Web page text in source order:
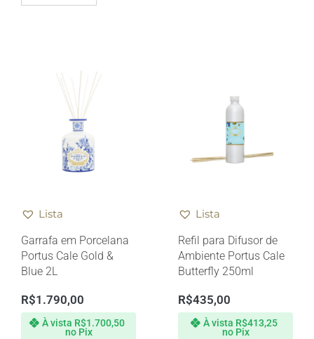
Lista
Garrafa em Porcelana
Portus Cale Gold &
Blue 2L
R$1.790,00
À vista R$1.700,50
no Pix
Lista
Refil para Difusor de
Ambiente Portus Cale
Butterfly 250ml
R$435,00
À vista R$413,25
no Pix